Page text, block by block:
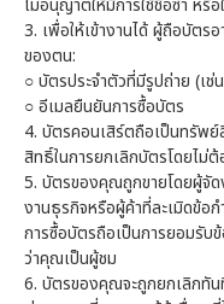
3. เพื่อให้เข้างานได้ ผู้ถือบัต
ของตน:
○บัตรประจำตัวที่มีรูปถ่าย (เช่
○อีเมลยืนยันการซื้อบัตร
4. บัตรคอนเสิร์ตถือเป็นทรัพ
สิทธิ์ในการยกเลิกบัตรโดยไม่
5. บัตรของคุณถูกขายโดยผู้จัด
งานธุรกิจหรือผู้ค้าที่ละเมิดข้อ
การซื้อบัตรถือเป็นการยอมรับ
ว่าคุณเป็นผู้ชม
6. บัตรของคุณจะถูกยกเลิกทั